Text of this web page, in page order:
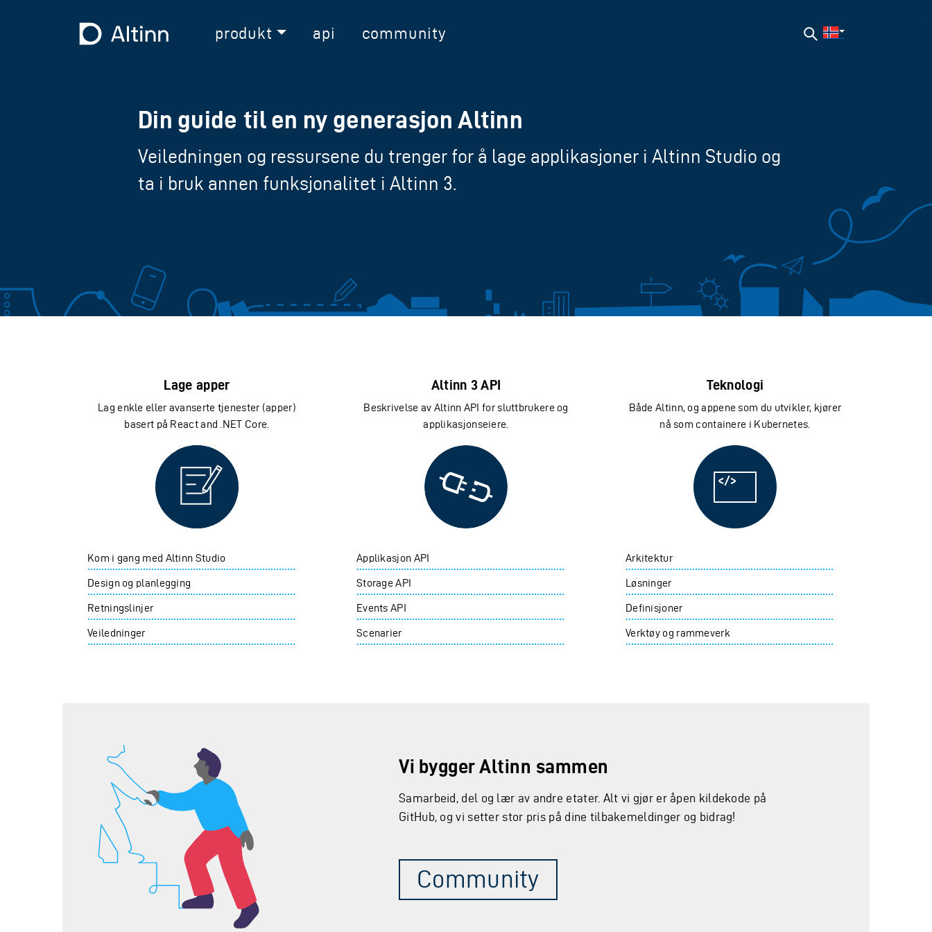
Til forsidenprodukt api community Søk
Din guide til en ny generasjon Altinn
Veiledningen og ressursene du trenger for å lage applikasjoner i Altinn Studio og
ta i bruk annen funksjonalitet i Altinn 3.
Lage apper
Lag enkle eller avanserte tjenester (apper)
basert på React and .NET Core.
Kom i gang med Altinn Studio
Design og planlegging
Retningslinjer
Veiledninger
Altinn 3 API
Beskrivelse av Altinn API for sluttbrukere og
applikasjonseiere.
Applikasjon API
Storage API
Events API
Scenarier
Teknologi
Både Altinn, og appene som du utvikler, kjører
nå som containere i Kubernetes.
Arkitektur
Løsninger
Definisjoner
Verktøy og rammeverk
Vi bygger Altinn sammen
Samarbeid, del og lær av andre etater. Alt vi gjør er åpen kildekode på
GitHub, og vi setter stor pris på dine tilbakemeldinger og bidrag!
Community